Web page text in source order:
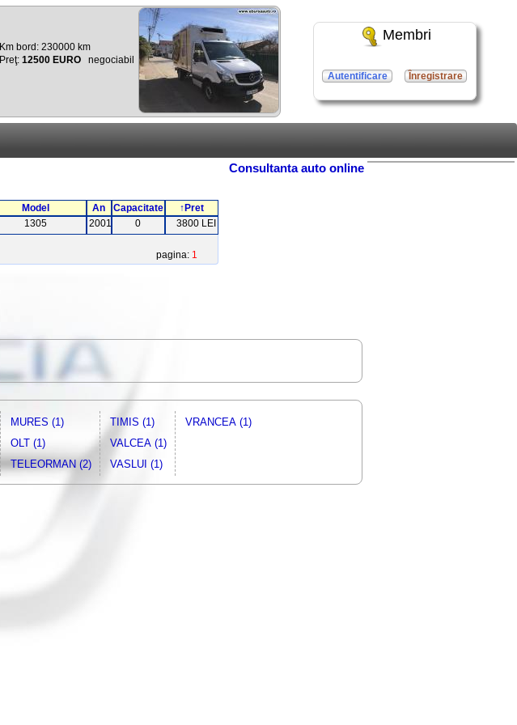
Km bord: 230000 km
Preţ: 12500 EURO negociabil
Membri
Autentificare Înregistrare
Consultanta auto online
Model An Capacitate
↑Pret
1305 2001 0 3800 LEI
pagina: 1
MURES (1)
OLT (1)
TELEORMAN (2)
TIMIS (1)
VALCEA (1)
VASLUI (1)
VRANCEA (1)